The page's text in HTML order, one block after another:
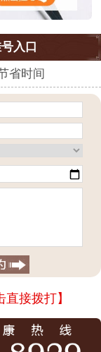
入口
省时间
直接拨打】